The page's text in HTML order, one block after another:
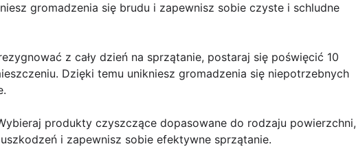
gromadzenia się brudu i zapewnisz sobie czyste i schludne
z cały dzień na sprzątanie, postaraj się poświęcić 10
Dzięki temu unikniesz gromadzenia się niepotrzebnych
produkty czyszczące dopasowane do rodzaju powierzchni,
i zapewnisz sobie efektywne sprzątanie.